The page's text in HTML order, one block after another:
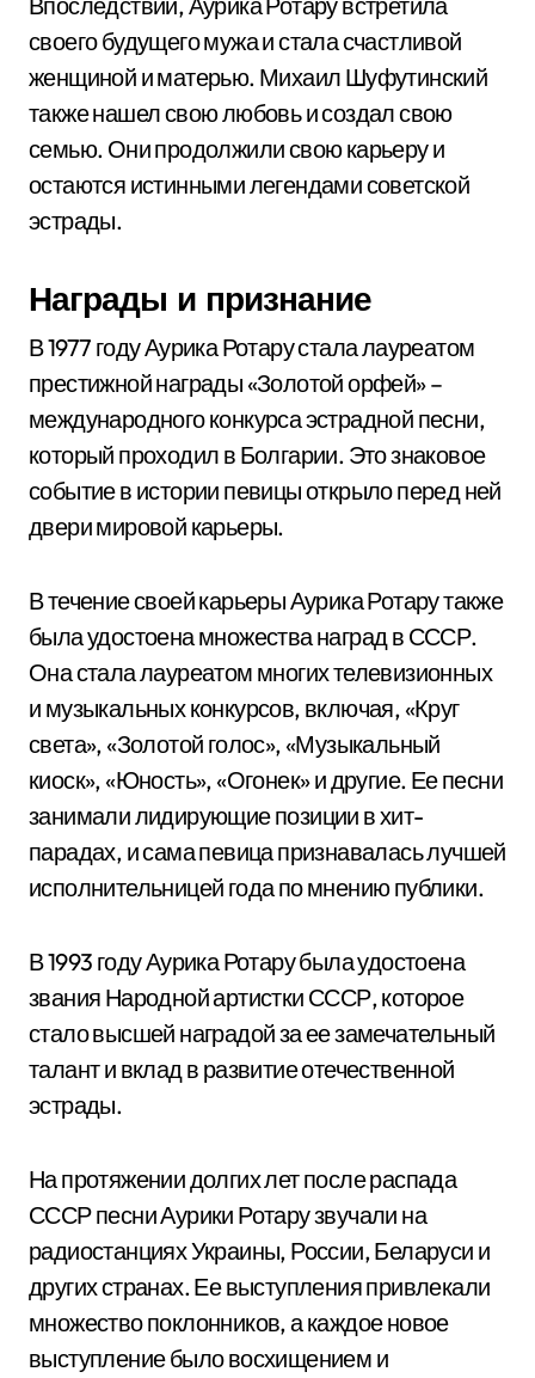
своего будущего мужа и стала счастливой
женщиной и матерью. Михаил Шуфутинский
также нашел свою любовь и создал свою
семью. Они продолжили свою карьеру и
остаются истинными легендами советской
эстрады.
Награды и признание
В 1977 году Аурика Ротару стала лауреатом
престижной награды «Золотой орфей» –
международного конкурса эстрадной песни,
который проходил в Болгарии. Это знаковое
событие в истории певицы открыло перед ней
двери мировой карьеры.
В течение своей карьеры Аурика Ротару также
была удостоена множества наград в СССР.
Она стала лауреатом многих телевизионных
и музыкальных конкурсов, включая, «Круг
света», «Золотой голос», «Музыкальный
киоск», «Юность», «Огонек» и другие. Ее песни
занимали лидирующие позиции в хит-
парадах, и сама певица признавалась лучшей
исполнительницей года по мнению публики.
В 1993 году Аурика Ротару была удостоена
звания Народной артистки СССР, которое
стало высшей наградой за ее замечательный
талант и вклад в развитие отечественной
эстрады.
На протяжении долгих лет после распада
СССР песни Аурики Ротару звучали на
радиостанциях Украины, России, Беларуси и
других странах. Ее выступления привлекали
множество поклонников, а каждое новое
выступление было восхищением и